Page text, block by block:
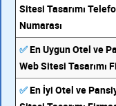
Sitesi Tasarımı
Numarası
✅En Uygun Otel ve
Web Sitesi Tasarımı
✅En İyi Otel ve